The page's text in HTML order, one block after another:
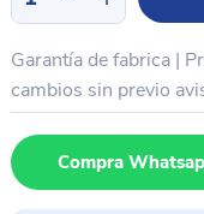
de
y
detector
pantallas
de
celular
TBK
Garantía de fabrica |
cambios sin previo
Compra